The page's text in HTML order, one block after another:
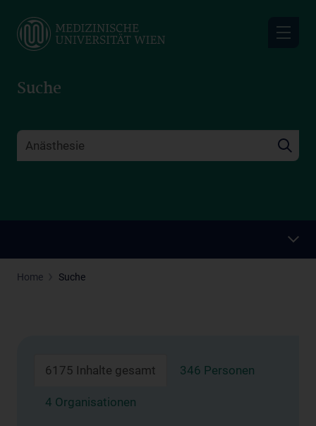
main
Suche
Home Suche
6175 Inhalte gesamt 346 Personen
4 Organisationen